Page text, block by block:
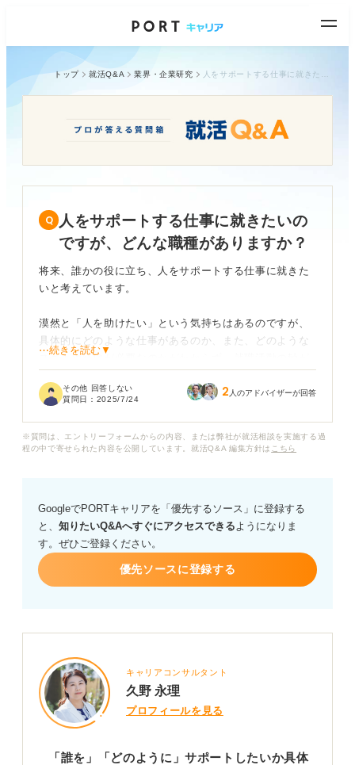
トップ 就活Q&A 業界・企業研究
人をサポートする仕事に就きたいの
ですが、どんな職種がありますか？
将来、誰かの役に立ち、人をサポートする仕事に就きた
いと考えています。
漠然と「人を助けたい」という気持ちはあるのですが、
具体的にどのような仕事があるのか、また、どのような
スキルや経験が必要なのかがわからず、就職活動の軸が
す。
力、やりがいなども教えていただけると嬉しいです。
自分に合った仕事を見つけるために、今からできること
や、考えておくべきことなど、アドバイスをお願いしま
す。
⋯続きを読む▼
その他 回答しない
質問日： 2025/7/24 2 人のアドバイザーが回答
※質問は、エントリーフォームからの内容、または弊社が就活相談を実施する過
程の中で寄せられた内容を公開しています。就活Q&A 編集方針は こちら
GoogleでPORTキャリアを「優先するソース」に登録する
と、 知りたいQ&Aへすぐにアクセスできるようになりま
す。ぜひご登録ください。
優先ソースに登録する
キャリアコンサルタント
久野 永理
プロフィールを見る
「誰を」「どのように」サポートしたいか具体